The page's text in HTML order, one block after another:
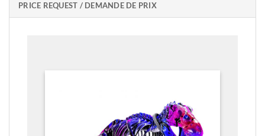
PRICE REQUEST / DEMANDE DE PRIX